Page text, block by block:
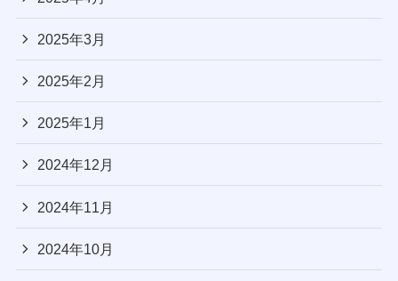
2025年3月
2025年2月
2025年1月
2024年12月
2024年11月
2024年10月